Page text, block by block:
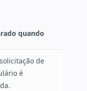
quando
de
é